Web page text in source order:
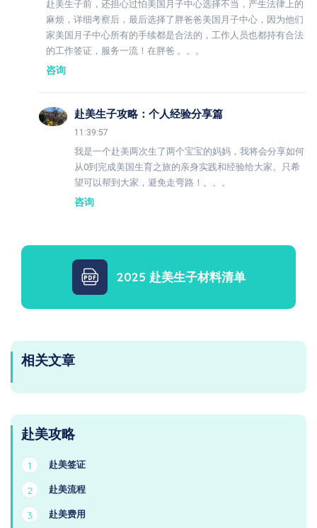
赴美生子前，还担心过怕美国月子中心选择不当，产生法律上的
麻烦，详细考察后，最后选择了胖爸爸美国月子中心，因为他们
家美国月子中心所有的手续都是合法的，工作人员也都持有合法
的工作签证，服务一流！在胖爸 。。。
咨询
赴美生子攻略：个人经验分享篇
11:39:57
我是一个赴美两次生了两个宝宝的妈妈，我将会分享如何
从0到完成美国生育之旅的亲身实践和经验给大家。只希
望可以帮到大家，避免走弯路！。。。
咨询
2025 赴美生子材料清单
相关文章
赴美攻略
1 赴美签证
2 赴美流程
3 赴美费用